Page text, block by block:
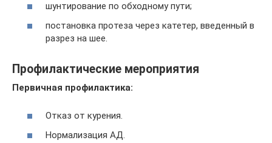
шунтирование по обходному пути;
постановка протеза через катетер, введенный в
разрез на шее.
Профилактические мероприятия
Первичная профилактика:
Отказ от курения.
Нормализация АД.